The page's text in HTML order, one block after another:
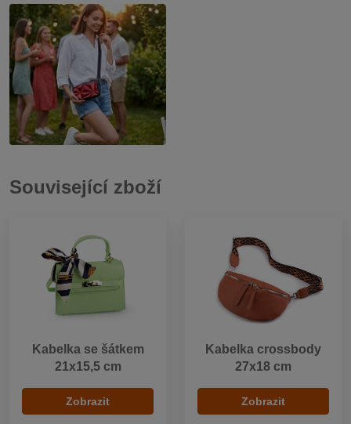
Související zboží
Kabelka se šátkem
21x15,5 cm
Zobrazit
Kabelka crossbody
27x18 cm
Zobrazit